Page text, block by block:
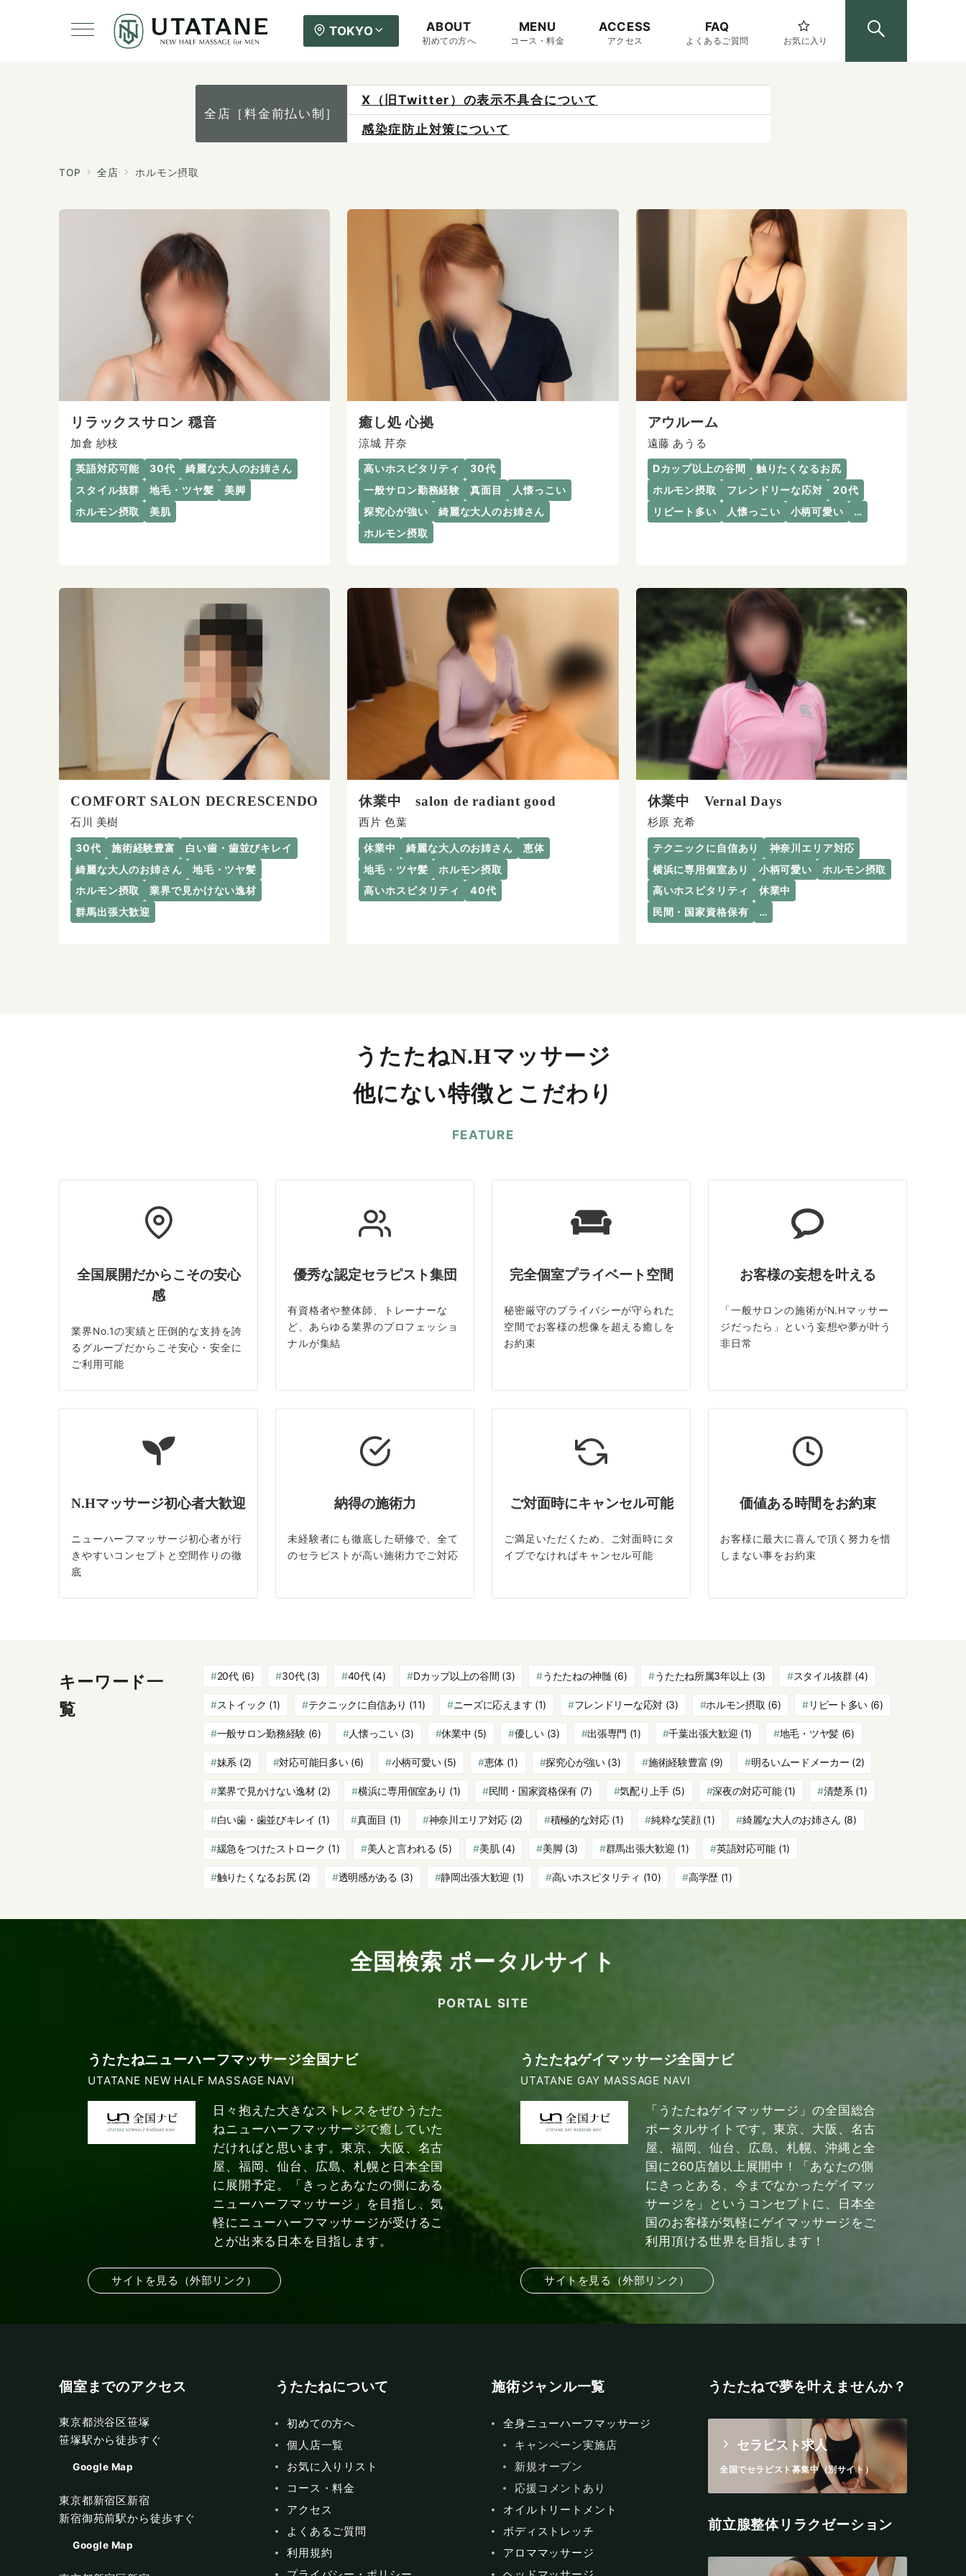
TOKYO ABOUT
初めての方へ
MENU
コース・料金
ACCESS
アクセス
FAQ
よくあるご質問 お気に入り
全店［料金前払い制］
X（旧Twitter）の表示不具合について
感染症防止対策について
ご予約は各店へ直接お問い合わせください。
TOP 全店 ホルモン摂取
リラックスサロン 穏音
加倉 紗枝
英語対応可能 30代
綺麗な大人のお姉さん
スタイル抜群
地毛・ツヤ髪
美脚
ホルモン摂取
美肌
癒し処 心拠
涼城 芹奈
高いホスピタリティ
30代
一般サロン勤務経験
真面目
人懐っこい
探究心が強い
綺麗な大人のお姉さん
ホルモン摂取
アウルーム
遠藤 あうる
Dカップ以上の谷間
触りたくなるお尻
ホルモン摂取
フレンドリーな応対
20代
リピート多い
人懐っこい 小柄可愛い …
COMFORT SALON DECRESCENDO
石川 美樹
30代 施術経験豊富
白い歯・歯並びキレイ
綺麗な大人のお姉さん
地毛・ツヤ髪
ホルモン摂取
業界で見かけない逸材
群馬出張大歓迎
休業中 salon de radiant good
西片 色葉
休業中 綺麗な大人のお姉さん
恵体
地毛・ツヤ髪
ホルモン摂取
高いホスピタリティ
40代
休業中 Vernal Days
杉原 充希
テクニックに自信あり
神奈川エリア対応
横浜に専用個室あり
小柄可愛い
ホルモン摂取
高いホスピタリティ
休業中
民間・国家資格保有
…
うたたねN.Hマッサージ
他にない特徴とこだわり
FEATURE
全国展開だからこその安心
感
業界No.1の実績と圧倒的な支持を誇
るグループだからこそ安心・安全に
ご利用可能
優秀な認定セラピスト集団
有資格者や整体師、トレーナーな
ど、あらゆる業界のプロフェッショ
ナルが集結
完全個室プライベート空間
秘密厳守のプライバシーが守られた
空間でお客様の想像を超える癒しを
お約束
お客様の妄想を叶える
「一般サロンの施術がN.Hマッサー
ジだったら」という妄想や夢が叶う
非日常
N.Hマッサージ初心者大歓迎
ニューハーフマッサージ初心者が行
きやすいコンセプトと空間作りの徹
底
納得の施術力
未経験者にも徹底した研修で、全て
のセラピストが高い施術力でご対応
ご対面時にキャンセル可能
ご満足いただくため、ご対面時にタ
イプでなければキャンセル可能
価値ある時間をお約束
お客様に最大に喜んで頂く努力を惜
しまない事をお約束
キーワード一
覧
20代(6) 30代(3) 40代(4) Dカップ以上の谷間 (3) うたたねの神髄 (6) うたたね所属3年以上 (3) スタイル抜群(4)
ストイック (1) テクニックに自信あり (11) ニーズに応えます (1) フレンドリーな応対(3) ホルモン摂取 (6) リピート多い (6)
一般サロン勤務経験 (6) 人懐っこい(3) 休業中 (5) 優しい(3) 出張専門 (1) 千葉出張大歓迎 (1) 地毛・ツヤ髪(6)
妹系 (2) 対応可能日多い(6) 小柄可愛い(5) 恵体 (1) 探究心が強い(3) 施術経験豊富 (9) 明るいムードメーカー (2)
業界で見かけない逸材(2) 横浜に専用個室あり (1) 民間・国家資格保有 (7) 気配り上手(5) 深夜の対応可能(1) 清楚系 (1)
白い歯・歯並びキレイ (1) 真面目 (1) 神奈川エリア対応 (2) 積極的な対応(1) 純粋な笑顔(1) 綺麗な大人のお姉さん (8)
緩急をつけたストローク (1) 美人と言われる (5) 美肌(4) 美脚 (3) 群馬出張大歓迎 (1) 英語対応可能 (1)
触りたくなるお尻(2) 透明感がある (3) 静岡出張大歓迎 (1) 高いホスピタリティ (10) 高学歴 (1)
全国検索 ポータルサイト
PORTAL SITE
うたたねニューハーフマッサージ全国ナビ
UTATANE NEW HALF MASSAGE NAVI
日々抱えた大きなストレスをぜひうたた
ねニューハーフマッサージで癒していた
だければと思います。東京、大阪、名古
屋、福岡、仙台、広島、札幌と日本全国
に展開予定。「きっとあなたの側にある
ニューハーフマッサージ」を目指し、気
軽にニューハーフマッサージが受けるこ
とが出来る日本を目指します。
サイトを見る（外部リンク）
うたたねゲイマッサージ全国ナビ
UTATANE GAY MASSAGE NAVI
「うたたねゲイマッサージ」の全国総合
ポータルサイトです。東京、大阪、名古
屋、福岡、仙台、広島、札幌、沖縄と全
国に260店舗以上展開中！「あなたの側
にきっとある、今までなかったゲイマッ
サージを」というコンセプトに、日本全
国のお客様が気軽にゲイマッサージをご
利用頂ける世界を目指します！
サイトを見る（外部リンク）
個室までのアクセス
東京都渋谷区笹塚
笹塚駅から徒歩すぐ
Google Map
東京都新宿区新宿
新宿御苑前駅から徒歩すぐ
Google Map
うたたねについて
初めての方へ
個人店一覧
お気に入りリスト
コース・料金
アクセス
よくあるご質問
利用規約
施術ジャンル一覧
全身ニューハーフマッサージ
キャンペーン実施店
新規オープン
応援コメントあり
オイルトリートメント
ボディストレッチ
アロママッサージ
うたたねで夢を叶えませんか？
セラピスト求人
全国でセラピスト募集中（別サイト）
前立腺整体リラクゼーション